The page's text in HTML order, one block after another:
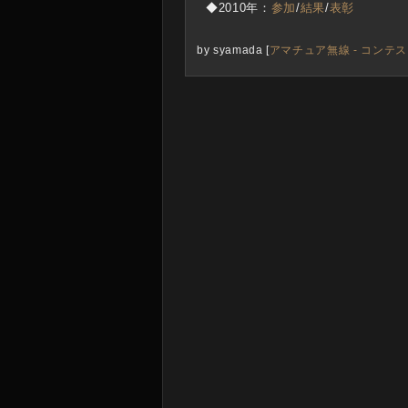
◆2010年： 参加/結果/表彰
by syamada [アマチュア無線 - コンテス